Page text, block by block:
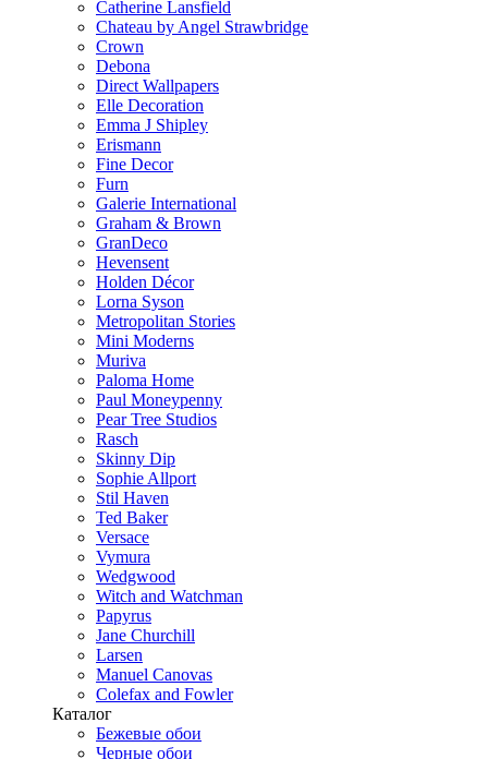
Catherine Lansfield
Chateau by Angel Strawbridge
Crown
Debona
Direct Wallpapers
Elle Decoration
Emma J Shipley
Erismann
Fine Decor
Furn
Galerie International
Graham & Brown
GranDeco
Hevensent
Holden Décor
Lorna Syson
Metropolitan Stories
Mini Moderns
Muriva
Paloma Home
Paul Moneypenny
Pear Tree Studios
Rasch
Skinny Dip
Sophie Allport
Stil Haven
Ted Baker
Versace
Vymura
Wedgwood
Witch and Watchman
Papyrus
Jane Churchill
Larsen
Manuel Canovas
Colefax and Fowler
Каталог
Бежевые обои
Черные обои